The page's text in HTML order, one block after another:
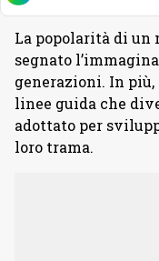
La popolarità di un
segnato
generazioni. In
linee guida che
adottato per
loro trama.